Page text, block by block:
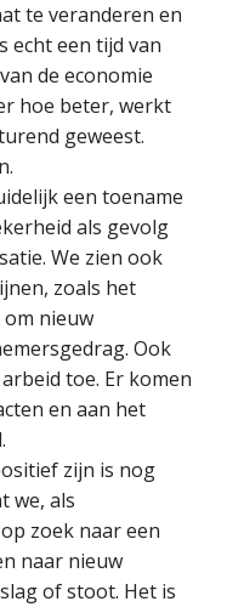
te veranderen en
echt een tijd van
de economie
hoe beter, werkt
geweest.
een toename
als gevolg
We zien ook
zoals het
nieuw
Ook
toe. Er komen
en aan het
zijn is nog
we, als
zoek naar een
naar nieuw
of stoot. Het is